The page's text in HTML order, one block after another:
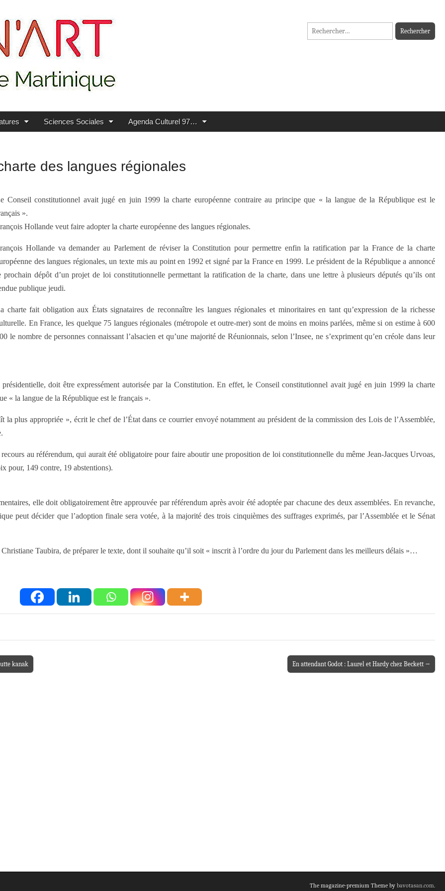
Rechercher :
Sciences Sociales Agenda Culturel 97…
des langues régionales
Conseil constitutionnel avait jugé en juin 1999 la charte européenne contraire au principe que « la langue de la République est le
».
Hollande veut faire adopter la charte européenne des langues régionales.
Hollande va demander au Parlement de réviser la Constitution pour permettre enfin la ratification par la France de la charte
des langues régionales, un texte mis au point en 1992 et signé par la France en 1999. Le président de la République a annoncé
prochain dépôt d’un projet de loi constitutionnelle permettant la ratification de la charte, dans une lettre à plusieurs députés qu’ils ont
publique jeudi.
charte fait obligation aux États signataires de reconnaître les langues régionales et minoritaires en tant qu’expression de la richesse
En France, les quelque 75 langues régionales (métropole et outre-mer) sont de moins en moins parlées, même si on estime à 600
le nombre de personnes connaissant l’alsacien et qu’une majorité de Réunionnais, selon l’Insee, ne s’expriment qu’en créole dans leur
doit être expressément autorisée par la Constitution. En effet, le Conseil constitutionnel avait jugé en juin 1999 la charte
« la langue de la République est le français ».
plus appropriée », écrit le chef de l’État dans ce courrier envoyé notamment au président de la commission des Lois de l’Assemblée,
au référendum, qui aurait été obligatoire pour faire aboutir une proposition de loi constitutionnelle du même Jean-Jacques Urvoas,
pour, 149 contre, 19 abstentions).
elle doit obligatoirement être approuvée par référendum après avoir été adoptée par chacune des deux assemblées. En revanche,
peut décider que l’adoption finale sera votée, à la majorité des trois cinquièmes des suffrages exprimés, par l’Assemblée et le Sénat
Taubira, de préparer le texte, dont il souhaite qu’il soit « inscrit à l’ordre du jour du Parlement dans les meilleurs délais »…
kanak En attendant Godot : Laurel et Hardy chez Beckett →
The magazine-premium Theme by bavotasan.com.